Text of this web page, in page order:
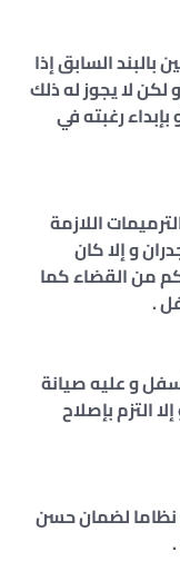
بالبند السابق إذا
لا يجوز له ذلك
رغبته في
اللازمة
و إلا كان
من القضاء كما
.
و عليه صيانة
التزم بإصلاح
نظاما لضمان حسن
.